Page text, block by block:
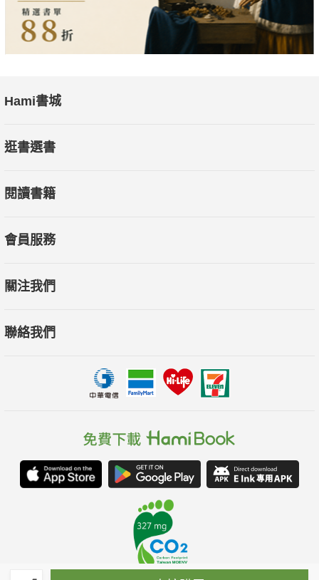
Hami書城
逛書選書
閱讀書籍
會員服務
關注我們
聯絡我們